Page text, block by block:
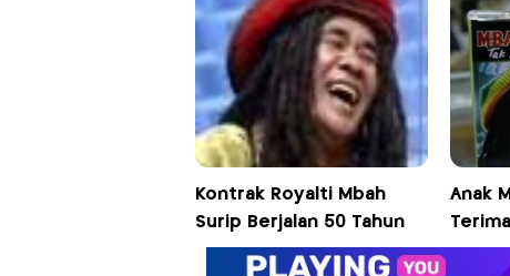
Kontrak Royalti Mbah
Surip Berjalan 50 Tahun
Anak